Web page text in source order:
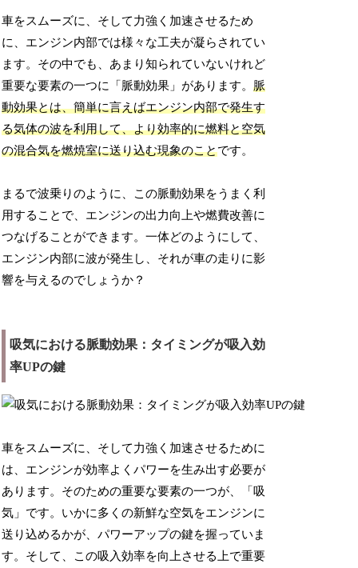
車をスムーズに、そして力強く加速させるため
に、エンジン内部では様々な工夫が凝らされてい
ます。その中でも、あまり知られていないけれど
重要な要素の一つに「脈動効果」があります。脈
動効果とは、簡単に言えばエンジン内部で発生す
る気体の波を利用して、より効率的に燃料と空気
の混合気を燃焼室に送り込む現象のことです。
まるで波乗りのように、この脈動効果をうまく利
用することで、エンジンの出力向上や燃費改善に
つなげることができます。一体どのようにして、
エンジン内部に波が発生し、それが車の走りに影
響を与えるのでしょうか？
吸気における脈動効果：タイミングが吸入効
率UPの鍵
車をスムーズに、そして力強く加速させるために
は、エンジンが効率よくパワーを生み出す必要が
あります。そのための重要な要素の一つが、「吸
気」です。いかに多くの新鮮な空気をエンジンに
送り込めるかが、パワーアップの鍵を握っていま
す。そして、この吸入効率を向上させる上で重要